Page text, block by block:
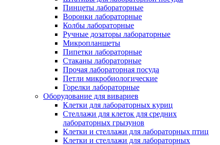
Пинцеты лабораторные
Воронки лабораторные
Колбы лабораторные
Ручные дозаторы лабораторные
Микропланшеты
Пипетки лабораторные
Стаканы лабораторные
Прочая лабораторная посуда
Петли микробиологические
Горелки лабораторные
Оборудование для вивариев
Клетки для лабораторных куриц
Стеллажи для клеток для средних
лабораторных грызунов
Клетки и стеллажи для лабораторных птиц
Клетки и стеллажи для лабораторных